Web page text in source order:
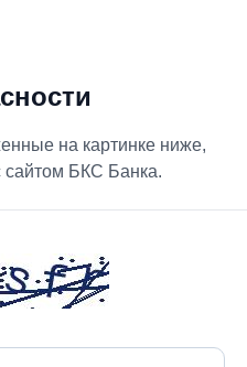
на картинке ниже,
сайтом БКС Банка.